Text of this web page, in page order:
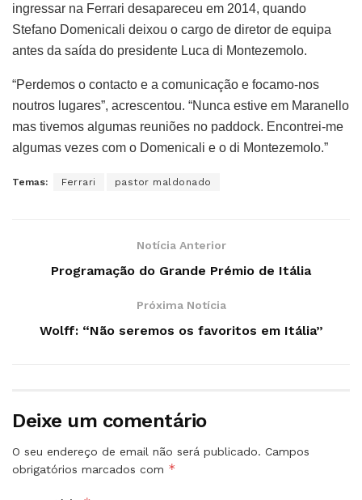
ingressar na Ferrari desapareceu em 2014, quando
Stefano Domenicali deixou o cargo de diretor de equipa
antes da saída do presidente Luca di Montezemolo.
“Perdemos o contacto e a comunicação e focamo-nos
noutros lugares”, acrescentou. “Nunca estive em Maranello
mas tivemos algumas reuniões no paddock. Encontrei-me
algumas vezes com o Domenicali e o di Montezemolo.”
Temas: Ferrari pastor maldonado
Notícia Anterior
Programação do Grande Prémio de Itália
Próxima Notícia
Wolff: “Não seremos os favoritos em Itália”
Deixe um comentário
O seu endereço de email não será publicado. Campos
obrigatórios marcados com *